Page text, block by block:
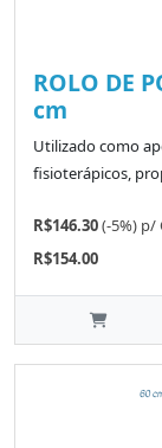
ROLO DE
cm
Utilizado como
fisioterápicos,
R$146.30(-5%) p/
R$154.00